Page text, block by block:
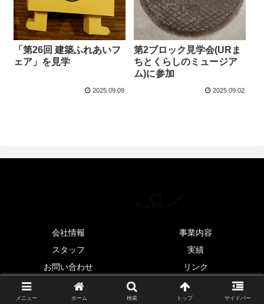
「第26回 建築ふれあいフ
ェア」を見学
2025.09.09
第2ブロック見学会(URま
ちとくらしのミュージア
ム)に参加
2025.09.02
会社情報
事業内容
スタッフ
実績
お問い合わせ
リンク
© 2022 .
メニュー ホーム 検索 トップ サイドバー